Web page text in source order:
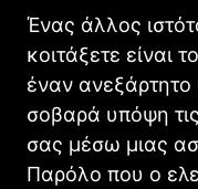
Ένας άλλος
κοιτάξετε είναι
έναν ανεξάρτητο
σοβαρά υπόψη
σας μέσω μιας
Παρόλο που ο